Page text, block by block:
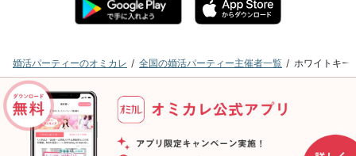
婚活パーティーのオミカレ 全国の婚活パーティー主催者一覧 ホワイトキー